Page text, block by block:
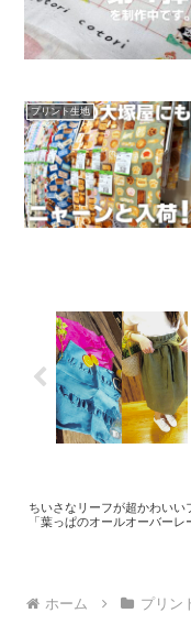
プリント生地
ちいさなリーフが超かわい
「葉っぱのオールオーバーレ
ホーム プリン